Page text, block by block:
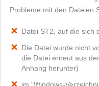
Probleme mit den Dateien
Datei ST2, auf die sich
Die Datei wurde nicht
die Datei erneut aus
Anhang herunter)